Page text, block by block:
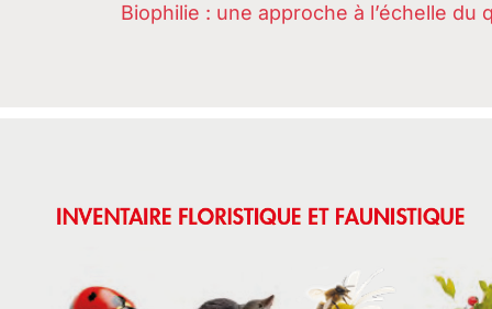
Biophilie : une approche à l’échelle du